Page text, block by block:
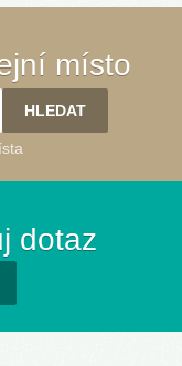
místo
dotaz